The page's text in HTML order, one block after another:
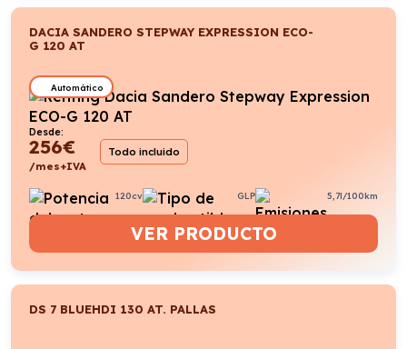
DACIA SANDERO STEPWAY EXPRESSION ECO-
G 120 AT
Automático
Desde:
256€
/mes+IVA
Todo incluido
120cv GLP 5,7l/100km
VER PRODUCTO
DS 7 BLUEHDI 130 AT. PALLAS